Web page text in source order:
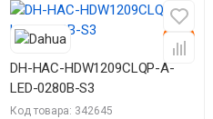
DH-HAC-HDW1209CLQP-A-
LED-0280B-S3
Код товара: 342645